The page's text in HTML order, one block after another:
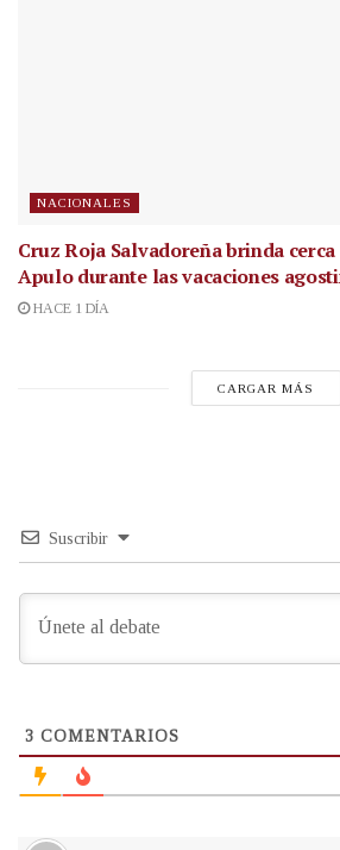
NACIONALES
Cruz Roja Salvadoreña brinda
Apulo durante las vacaciones
HACE 1 DÍA
CARGAR MÁS
Suscribir
3 COMENTARIOS